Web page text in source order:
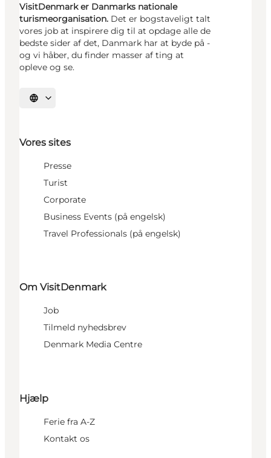
VisitDenmark er Danmarks nationale
turismeorganisation. Det er bogstaveligt talt
vores job at inspirere dig til at opdage alle de
bedste sider af det, Danmark har at byde på -
og vi håber, du finder masser af ting at
opleve og se.
Vælg sprog
Vores sites
Presse
Turist
Corporate
Business Events (på engelsk)
Travel Professionals (på engelsk)
Om VisitDenmark
Job
Tilmeld nyhedsbrev
Denmark Media Centre
Hjælp
Ferie fra A-Z
Kontakt os